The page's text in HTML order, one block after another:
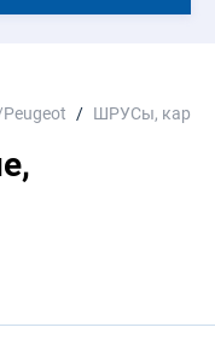
ШРУСы,